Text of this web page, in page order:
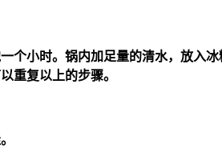
个小时。锅内加足量的清水，放入
重复以上的步骤。